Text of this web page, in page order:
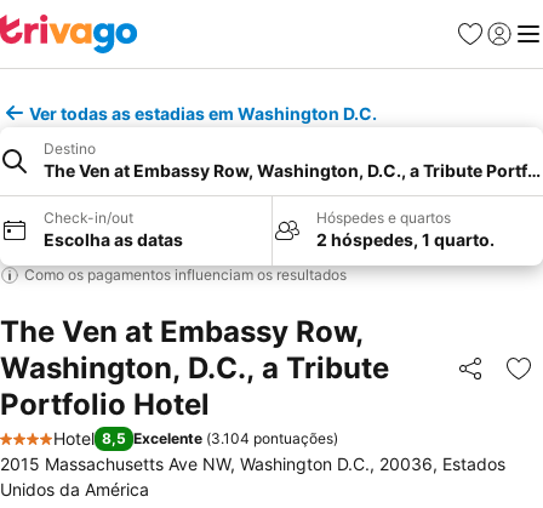
Favoritos
Iniciar
Ver todas as estadias em Washington D.C.
Destino
The Ven at Embassy Row, Washington, D.C., a Tribute
Check-in/out
Escolha as datas
Hóspedes e quartos
2 hóspedes, 1 quarto.
Como os pagamentos influenciam os resultados
The Ven at Embassy Row,
Washington, D.C., a Tribute
Portfolio Hotel
Partilhar
4 Estrelas
Hotel 8,5 Excelente (3.104 pontuações)
2015 Massachusetts Ave NW, Washington D.C., 20036, Estados
Unidos da América